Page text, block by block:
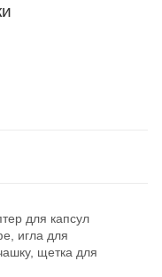
для капсул
игла для
щетка для